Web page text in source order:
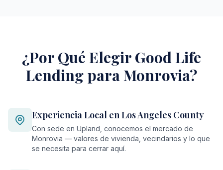
¿Por Qué Elegir Good Life
Lending para Monrovia?
Experiencia Local en Los Angeles County
Con sede en Upland, conocemos el mercado de
Monrovia — valores de vivienda, vecindarios y lo que
se necesita para cerrar aquí.